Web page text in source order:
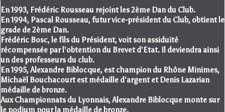
En 1993, Frédéric Rousseau rejoint les 2ème Dan du Club.
En 1994, Pascal Rousseau, futur vice-président du Club, obtient le
grade de 2ème Dan.
Frédéric Bosc, le fils du Président, voit son assiduité
récompensée par l'obtention du Brevet d'Etat. Il deviendra ainsi
un des professeurs du club.
En 1995, Alexandre Biblocque, est champion du Rhône Minimes,
Michaël Bouchacourt est médaille d'argent et Denis Lazarian
médaille de bronze.
Aux Championnats du Lyonnais, Alexandre Biblocque monte sur
le podium pour la médaille de bronze.